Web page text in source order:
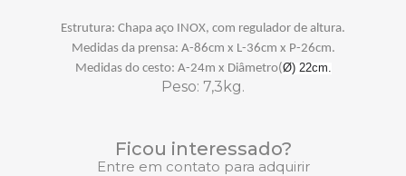
Estrutura: Chapa aço INOX, com regulador de altura.
Medidas da prensa: A-86cm x L-36cm x P-26cm.
Medidas do cesto: A-24m x Diâmetro(Ø) 22cm.
Peso: 7,3kg.
Ficou interessado?
Entre em contato para adquirir